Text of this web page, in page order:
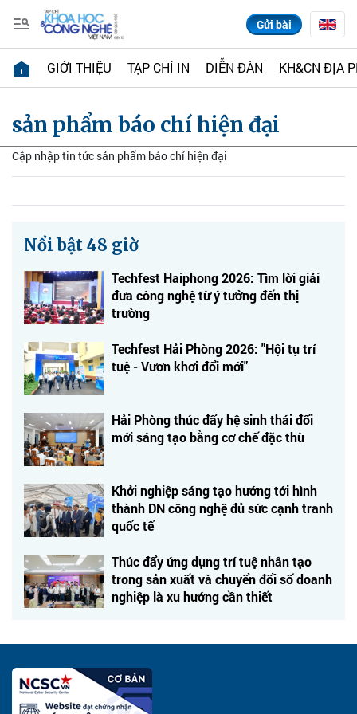
Gửi bài
GIỚI THIỆU TẠP CHÍ IN DIỄN ĐÀN KH&CN ĐỊA
sản phẩm báo chí hiện đại
Cập nhập tin tức sản phẩm báo chí hiện đại
Nổi bật 48 giờ
Techfest Haiphong 2026: Tìm lời giải
đưa công nghệ từ ý tưởng đến thị
trường
Techfest Hải Phòng 2026: "Hội tụ trí
tuệ - Vươn khơi đổi mới"
Hải Phòng thúc đẩy hệ sinh thái đổi
mới sáng tạo bằng cơ chế đặc thù
Khởi nghiệp sáng tạo hướng tới hình
thành DN công nghệ đủ sức cạnh tranh
quốc tế
Thúc đẩy ứng dụng trí tuệ nhân tạo
trong sản xuất và chuyển đổi số doanh
nghiệp là xu hướng cần thiết